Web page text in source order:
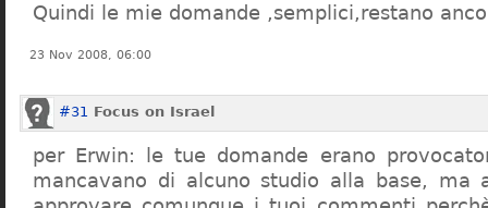
Quindi le mie domande ,semplici,restano
23 Nov 2008, 06:00
#31 Focus on Israel
per Erwin: le tue domande erano
mancavano di alcuno studio alla base, ma